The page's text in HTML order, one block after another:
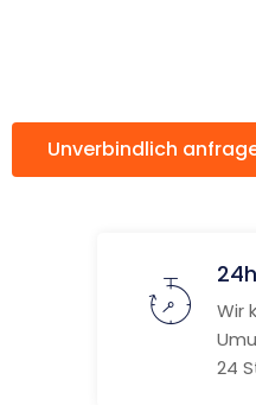
Unverbindlich
Wir
24